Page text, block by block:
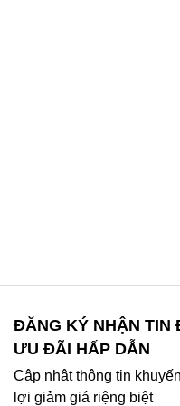
ĐĂNG KÝ NHẬN TIN
ƯU ĐÃI HẤP DẪN
Cập nhật thông tin
lợi giảm giá riệng biệt